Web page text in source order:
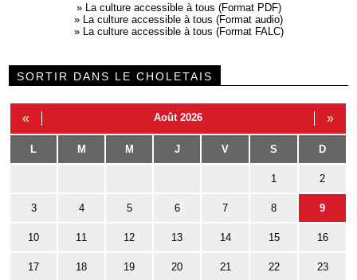
»
La culture accessible à tous (Format PDF)
»
La culture accessible à tous (Format audio)
»
La culture accessible à tous (Format FALC)
SORTIR DANS LE CHOLETAIS
« Août 2026 »
L M M J V S D
1 2
3 4 5 6 7 8 9
10 11 12 13 14 15 16
17 18 19 20 21 22 23